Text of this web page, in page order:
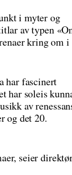
i myter og
av typen
kring om i
har fascinert
har soleis
av
og det 20.
seier